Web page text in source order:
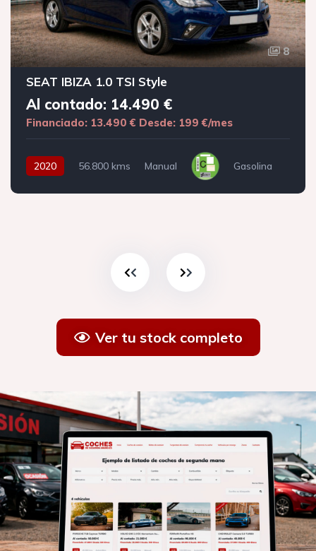
8
SEAT IBIZA 1.0 TSI Style
Al contado: 14.490 €
Financiado: 13.490 € Desde: 199 €/mes
2020 56.800 kms Manual Gasolina
Ver tu stock completo